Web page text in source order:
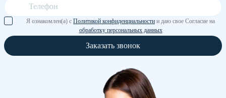
Я ознакомлен(а) с Политикой конфиденциальности и даю свое Согласие на
обработку персональных данных
Заказать звонок